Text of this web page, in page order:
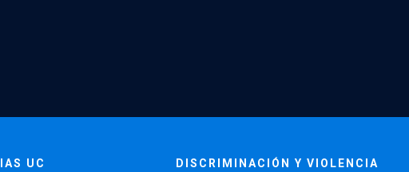
UC DISCRIMINACIÓN Y VIOLENCIA